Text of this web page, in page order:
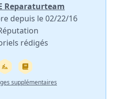
Reparaturteam
depuis le 02/22/16
rédigés
supplémentaires